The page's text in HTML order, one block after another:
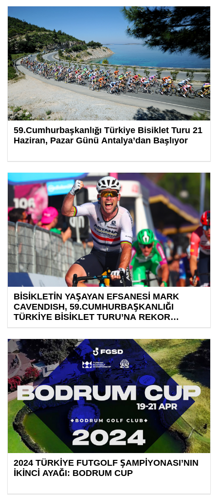
59.Cumhurbaşkanlığı Türkiye Bisiklet Turu 21
Haziran, Pazar Günü Antalya’dan Başlıyor
BİSİKLETİN YAŞAYAN EFSANESİ MARK
CAVENDISH, 59.CUMHURBAŞKANLIĞI
TÜRKİYE BİSİKLET TURU’NA REKOR
KIRMAK İÇİN GELİYOR
2024 TÜRKİYE FUTGOLF ŞAMPİYONASI’NIN
İKİNCİ AYAĞI: BODRUM CUP